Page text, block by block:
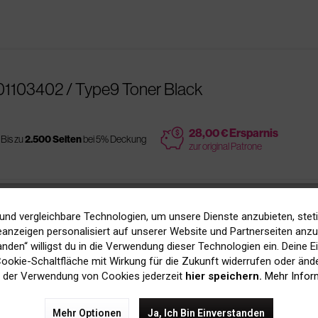
/ Type9 Toner Black
Bis zu2.500 Seitenbei 5% Deckung price 28,00 € Ersparnis
zur original Patrone
/ Type9 Toner Black
Bis zu2.500 Seitenbei 5% Deckung
vergleichbare Technologien, um unsere Dienste anzubieten,
personalisiert auf unserer Website und Partnerseiten
willigst du in die Verwendung dieser Technologien ein. Deine
Schaltfläche mit Wirkung für die Zukunft widerrufen oder
Verwendung von Cookies jederzeit hier speichern. Mehr
Mehr Optionen Ja, Ich Bin Einverstanden